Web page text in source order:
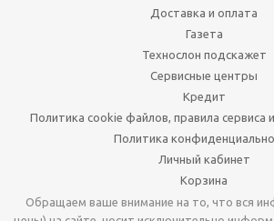
Доставка и оплата
Газета
Технослон подскажет
Сервисные центры
Кредит
Политика cookie файлов, правила сервиса
Политика
Личный кабинет
Корзина
Обращаем ваше внимание на то, что вся